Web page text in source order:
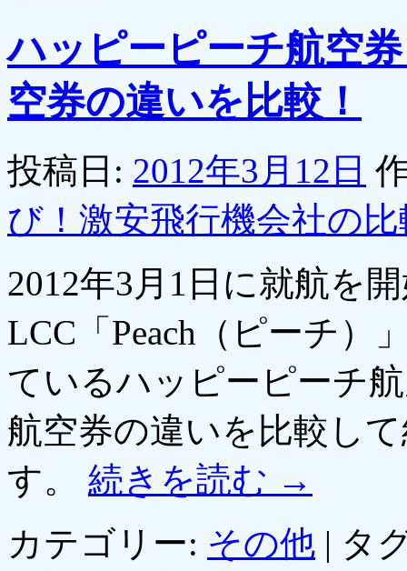
ハッピーピーチ航空
空券の違いを比較！
投稿日: 2012年3月12日
び！激安飛行機会社の
2012年3月1日に就航を
LCC「Peach（ピーチ）
ているハッピーピーチ
航空券の違いを比較し
す。 続きを読む →
カテゴリー: その他 | タ